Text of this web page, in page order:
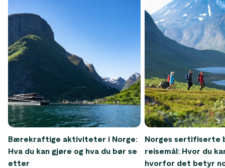
Bærekraftige aktiviteter i Norge:
Hva du kan gjøre og hva du bør se
etter
Norges
reisemål: Hvor du
hvorfor det betyr